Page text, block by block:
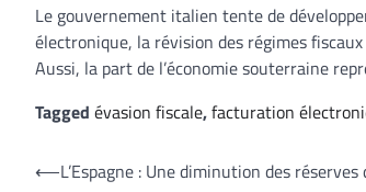
Le gouvernement italien tente de
électronique, la révision des régimes
Aussi, la part de l’économie souterraine
Tagged évasion fiscale,facturation
Navigation
⟵L’Espagne : Une diminution des réserves